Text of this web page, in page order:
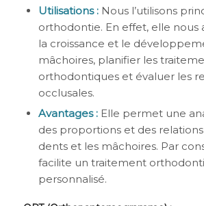
Utilisations :Nous l’utilisons
orthodontie. En effet, elle nous
la croissance et le
mâchoires, planifier les
orthodontiques et évaluer les
occlusales.
Avantages :Elle permet une
des proportions et des
dents et les mâchoires. Par
facilite un traitement
personnalisé.